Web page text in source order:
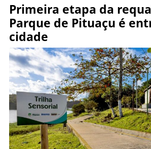
Primeira etapa da
Parque de Pituaçu é
cidade